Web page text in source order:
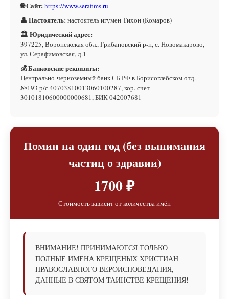
🌐 Сайт: https://www.serafims.ru
👤 Настоятель: настоятель игумен Тихон (Комаров)
🏛 Юридический адрес:
397225, Воронежская обл., Грибановский р-н, с. Новомакарово,
ул. Серафимовская, д.1
💰 Банковские реквизиты:
Центрально-черноземный банк СБ РФ в Борисоглебском отд.
№193 р/с 40703810013060100287, кор. счет
30101810600000000681, БИК 042007681
Помин на один год (без вынимания
частиц о здравии)
1700 ₽
Стоимость зависит от количества имён
ВНИМАНИЕ! ПРИНИМАЮТСЯ ТОЛЬКО
ПОЛНЫЕ ИМЕНА КРЕЩЕНЫХ ХРИСТИАН
ПРАВОСЛАВНОГО ВЕРОИСПОВЕДАНИЯ,
ДАННЫЕ В СВЯТОМ ТАИНСТВЕ КРЕЩЕНИЯ!